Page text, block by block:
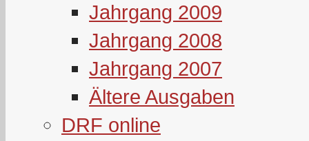
Jahrgang 2009
Jahrgang 2008
Jahrgang 2007
Ältere Ausgaben
DRF online